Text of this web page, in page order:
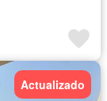
Actualizado